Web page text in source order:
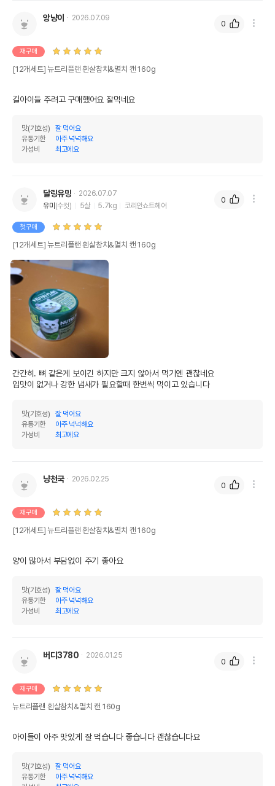
앙냥이 2026.07.09
재구매
[12개세트] 뉴트리플랜 흰살참치&멸치 캔 160g
길아이들 주려고 구매했어요 잘먹네요
맛(기호성)
잘 먹어요
유통기한
아주 넉넉해요
가성비
최고에요
0
달링유밍
2026.07.07
유미 (수컷) 5살 5.7kg 코리안쇼트헤어
첫구매
[12개세트] 뉴트리플랜 흰살참치&멸치 캔 160g
간간히. 뼈 같은게 보이긴 하지만 크지 않아서 먹기엔 괜찮네요
입맛이 없거나 강한 냄새가 필요할때 한번씩 먹이고 있습니다
맛(기호성)
잘 먹어요
유통기한
아주 넉넉해요
가성비
최고에요
0
냥천국 2026.02.25
재구매
[12개세트] 뉴트리플랜 흰살참치&멸치 캔 160g
양이 많아서 부담없이 주기 좋아요
맛(기호성)
잘 먹어요
유통기한
아주 넉넉해요
가성비
최고에요
0
버디3780 2026.01.25
재구매
뉴트리플랜 흰살참치&멸치 캔 160g
아이들이 아주 맛있게 잘 먹습니다 좋습니다 괜찮습니다요
맛(기호성)
잘 먹어요
유통기한
아주 넉넉해요
0